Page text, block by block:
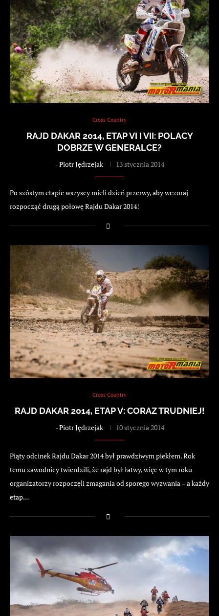
Cross Country
RAJD DAKAR 2014, ETAP VI I VII: POLACY
DOBRZE W GENERALCE?
-Piotr Jędrzejak 13 stycznia 2014
Po szóstym etapie wszyscy mieli dzień przerwy, aby wczoraj
rozpocząć drugą połowę Rajdu Dakar 2014!
Cross Country
RAJD DAKAR 2014, ETAP V: CORAZ TRUDNIEJ!
-Piotr Jędrzejak 10 stycznia 2014
Piąty odcinek Rajdu Dakar 2014 był prawdziwym piekłem. Rok
temu zawodnicy twierdzili, że rajd był łatwy, więc w tym roku
organizatorzy rozpoczęli zmagania od sporego wyzwania – a każdy
etap…